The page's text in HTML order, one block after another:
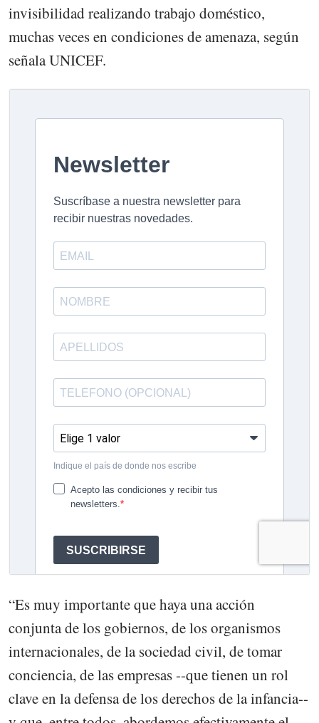
invisibilidad realizando trabajo doméstico,
muchas veces en condiciones de amenaza, según
señala UNICEF.
“Es muy importante que haya una acción
conjunta de los gobiernos, de los organismos
internacionales, de la sociedad civil, de tomar
conciencia, de las empresas --que tienen un rol
clave en la defensa de los derechos de la infancia--